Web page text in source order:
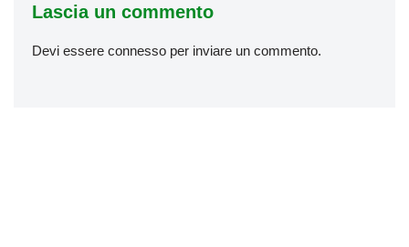
Lascia un commento
Devi essere connesso per inviare un commento.